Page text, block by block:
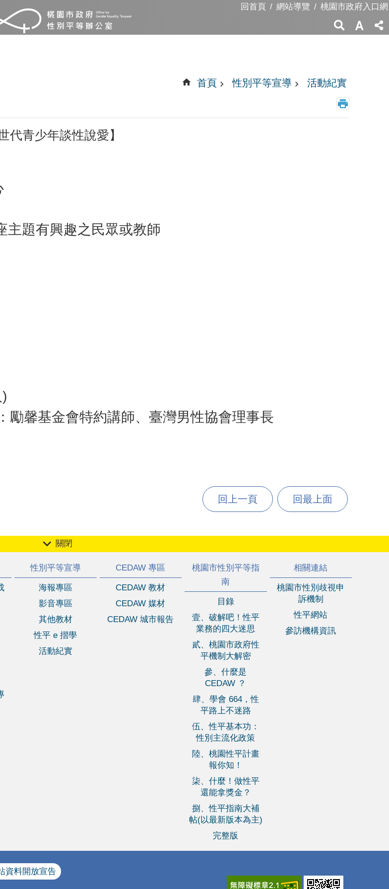
回首頁 網站導覽 桃園市政府入口網
首頁 性別平等宣導 活動紀實
代青少年談性說愛】
主題有興趣之民眾或教師
勵馨基金會特約講師、臺灣男性協會理事長
回上一頁 回最上面
關閉
性別平等宣導
海報專區
影音專區
其他教材
性平 e 摺學
活動紀實
CEDAW 專區
CEDAW 教材
CEDAW 媒材
CEDAW 城市報告
桃園市性別平等指
南
目錄
壹、破解吧！性平
業務的四大迷思
貳、桃園市政府性
平機制大解密
參、什麼是
CEDAW ？
肆、學會 664，性
平路上不迷路
伍、性平基本功：
性別主流化政策
陸、桃園性平計畫
報你知！
柒、什麼！做性平
還能拿獎金？
捌、性平指南大補
帖(以最新版本為主)
完整版
相關連結
桃園市性別歧視申
訴機制
性平網站
參訪機構資訊
資料開放宣告